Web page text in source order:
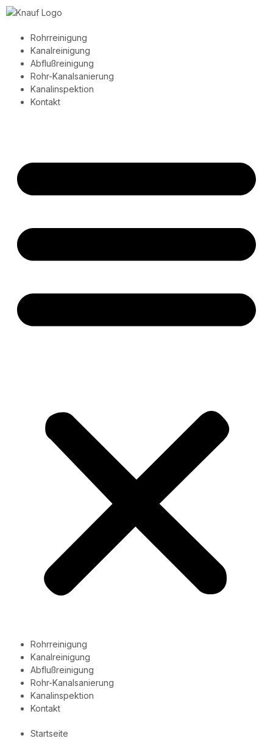
Rohrreinigung
Kanalreinigung
Abflußreinigung
Rohr-Kanalsanierung
Kanalinspektion
Kontakt
Rohrreinigung
Kanalreinigung
Abflußreinigung
Rohr-Kanalsanierung
Kanalinspektion
Kontakt
Startseite